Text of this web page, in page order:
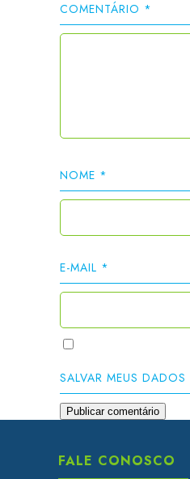
COMENTÁRIO *
NOME *
E-MAIL *
SALVAR MEUS
FALE CONOSCO